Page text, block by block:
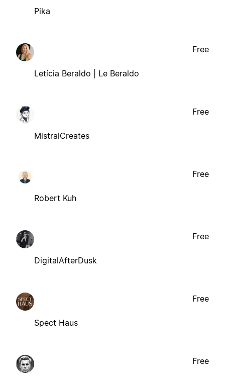
Pika
Letícia Beraldo | Le Beraldo
Free
MistralCreates
Free
Robert Kuh
Free
DigitalAfterDusk
Free
Spect Haus
Free
Free